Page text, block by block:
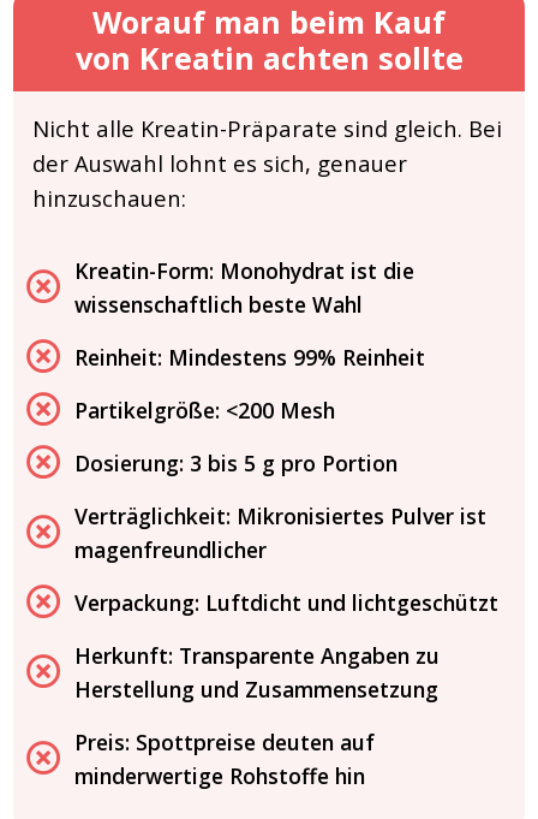
Worauf man beim Kauf
von Kreatin achten sollte
Nicht alle Kreatin-Präparate sind gleich. Bei
der Auswahl lohnt es sich, genauer
hinzuschauen:
Kreatin-Form: Monohydrat ist die
wissenschaftlich beste Wahl
Reinheit: Mindestens 99% Reinheit
Partikelgröße: <200 Mesh
Dosierung: 3 bis 5 g pro Portion
Verträglichkeit: Mikronisiertes Pulver ist
magenfreundlicher
Verpackung: Luftdicht und lichtgeschützt
Herkunft: Transparente Angaben zu
Herstellung und Zusammensetzung
Preis: Spottpreise deuten auf
minderwertige Rohstoffe hin